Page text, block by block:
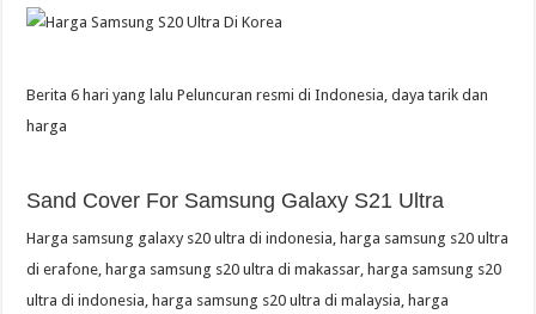
Berita 6 hari yang lalu Peluncuran resmi di Indonesia, daya tarik dan
harga
Sand Cover For Samsung Galaxy S21 Ultra
Harga samsung galaxy s20 ultra di indonesia, harga samsung s20 ultra
di erafone, harga samsung s20 ultra di makassar, harga samsung s20
ultra di indonesia, harga samsung s20 ultra di malaysia, harga